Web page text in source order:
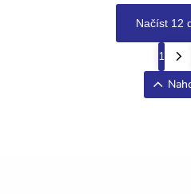
Načíst 12
1